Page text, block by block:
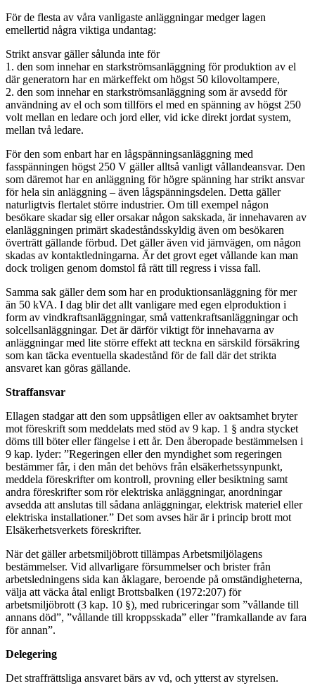
För de flesta av våra vanligaste anläggningar medger lagen
emellertid några viktiga undantag:
Strikt ansvar gäller sålunda inte för
1. den som innehar en starkströmsanläggning för produktion av el
där generatorn har en märkeffekt om högst 50 kilovoltampere,
2. den som innehar en starkströmsanläggning som är avsedd för
användning av el och som tillförs el med en spänning av högst 250
volt mellan en ledare och jord eller, vid icke direkt jordat system,
mellan två ledare.
För den som enbart har en lågspänningsanläggning med
fasspänningen högst 250 V gäller alltså vanligt vållandeansvar. Den
som däremot har en anläggning för högre spänning har strikt ansvar
för hela sin anläggning – även lågspänningsdelen. Detta gäller
naturligtvis flertalet större industrier. Om till exempel någon
besökare skadar sig eller orsakar någon sakskada, är innehavaren av
elanläggningen primärt skadeståndsskyldig även om besökaren
överträtt gällande förbud. Det gäller även vid järnvägen, om någon
skadas av kontaktledningarna. Är det grovt eget vållande kan man
dock troligen genom domstol få rätt till regress i vissa fall.
Samma sak gäller dem som har en produktionsanläggning för mer
än 50 kVA. I dag blir det allt vanligare med egen elproduktion i
form av vindkraftsanläggningar, små vattenkraftsanläggningar och
solcellsanläggningar. Det är därför viktigt för innehavarna av
anläggningar med lite större effekt att teckna en särskild försäkring
som kan täcka eventuella skadestånd för de fall där det strikta
ansvaret kan göras gällande.
Straffansvar
Ellagen stadgar att den som uppsåtligen eller av oaktsamhet bryter
mot föreskrift som meddelats med stöd av 9 kap. 1 § andra stycket
döms till böter eller fängelse i ett år. Den åberopade bestämmelsen i
9 kap. lyder: ”Regeringen eller den myndighet som regeringen
bestämmer får, i den mån det behövs från elsäkerhetssynpunkt,
meddela föreskrifter om kontroll, provning eller besiktning samt
andra föreskrifter som rör elektriska anläggningar, anordningar
avsedda att anslutas till sådana anläggningar, elektrisk materiel eller
elektriska installationer.” Det som avses här är i princip brott mot
Elsäkerhetsverkets föreskrifter.
När det gäller arbetsmiljöbrott tillämpas Arbetsmiljölagens
bestämmelser. Vid allvarligare försummelser och brister från
arbetsledningens sida kan åklagare, beroende på omständigheterna,
välja att väcka åtal enligt Brottsbalken (1972:207) för
arbetsmiljöbrott (3 kap. 10 §), med rubriceringar som ”vållande till
annans död”, ”vållande till kroppsskada” eller ”framkallande av fara
för annan”.
Delegering
Det straffrättsliga ansvaret bärs av vd, och ytterst av styrelsen.